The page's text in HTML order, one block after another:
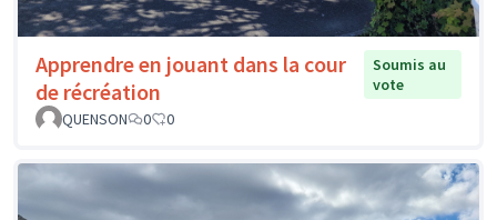
Apprendre en jouant dans la cour
de récréation
Soumis au
vote
QUENSON
0 0